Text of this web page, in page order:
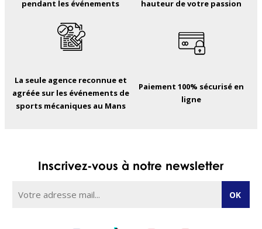
pendant les événements
hauteur de votre passion
La seule agence reconnue et
agréée sur les événements de
sports mécaniques au Mans
Paiement 100% sécurisé en
ligne
Inscrivez-vous à notre newsletter